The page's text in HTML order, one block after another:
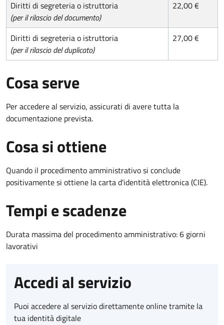
Diritti di segreteria o istruttoria
(per il rilascio del documento)
22,00 €
Diritti di segreteria o istruttoria
(per il rilascio del duplicato)
27,00 €
Cosa serve
Per accedere al servizio, assicurati di avere tutta la
documentazione prevista.
Cosa si ottiene
Quando il procedimento amministrativo si conclude
positivamente si ottiene la carta d'identità elettronica (CIE).
Tempi e scadenze
Durata massima del procedimento amministrativo: 6 giorni
lavorativi
Accedi al servizio
Puoi accedere al servizio direttamente online tramite la
tua identità digitale